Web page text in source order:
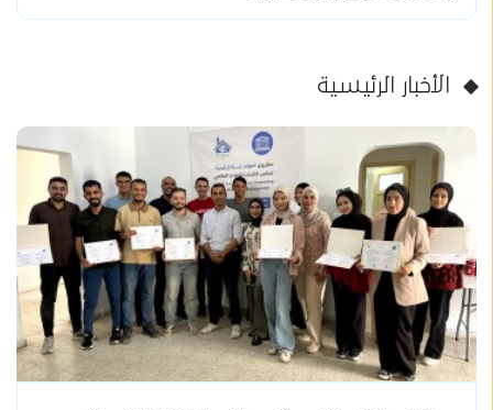
الأخبار الرئيسية